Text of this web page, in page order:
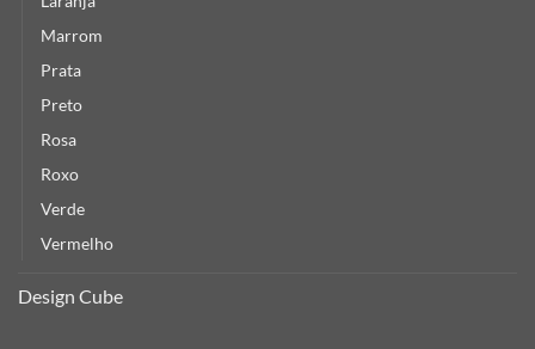
Marrom
Prata
Preto
Rosa
Roxo
Verde
Vermelho
Design Cube